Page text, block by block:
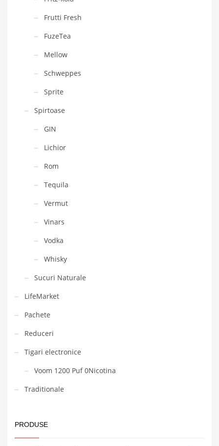
Frutti Fresh
FuzeTea
Mellow
Schweppes
Sprite
Spirtoase
GIN
Lichior
Rom
Tequila
Vermut
Vinars
Vodka
Whisky
Sucuri Naturale
LifeMarket
Pachete
Reduceri
Tigari electronice
Voom 1200 Puf 0Nicotina
Traditionale
PRODUSE